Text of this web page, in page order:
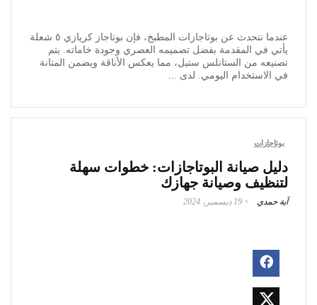
عندما نتحدث عن بوتاجازات المطبخ، فإن بوتاجاز كريازي ٥ شعلة
يأتي في المقدمة بفضل تصميمه العصري وجودة خاماته. يتم
تصنيعه من الستانلس ستيل، مما يعكس الأناقة ويضمن المتانة
في الاستخدام اليومي. لدى ...
بوتاجازات
دليل صيانة البوتاجازات: خطوات سهلة
لتنظيف وصيانة جهازك
آية حمدي 19 ديسمبر، 2024